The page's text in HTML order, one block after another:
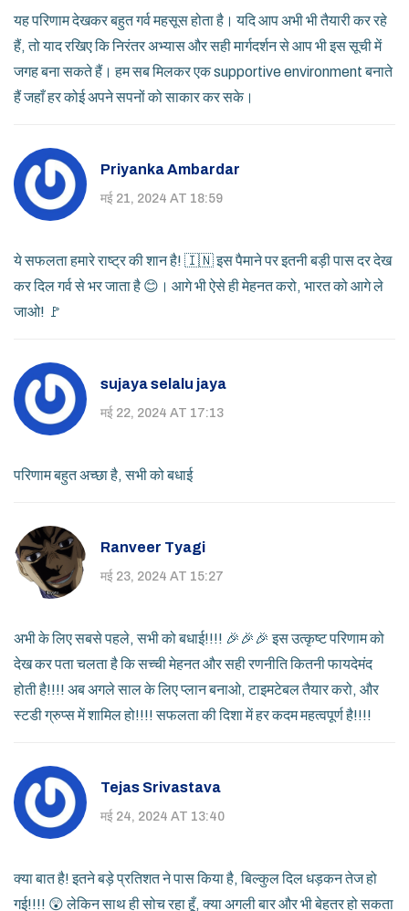
यह परिणाम देखकर बहुत गर्व महसूस होता है। यदि आप अभी भी तैयारी कर रहे
हैं, तो याद रखिए कि निरंतर अभ्यास और सही मार्गदर्शन से आप भी इस सूची में
जगह बना सकते हैं। हम सब मिलकर एक supportive environment बनाते
हैं जहाँ हर कोई अपने सपनों को साकार कर सके।
Priyanka Ambardar
मई 21, 2024 AT 18:59
ये सफलता हमारे राष्ट्र की शान है! 🇮🇳 इस पैमाने पर इतनी बड़ी पास दर देख
कर दिल गर्व से भर जाता है 😊। आगे भी ऐसे ही मेहनत करो, भारत को आगे ले
जाओ! 🚩
sujaya selalu jaya
मई 22, 2024 AT 17:13
परिणाम बहुत अच्छा है, सभी को बधाई
Ranveer Tyagi
मई 23, 2024 AT 15:27
अभी के लिए सबसे पहले, सभी को बधाई!!!! 🎉🎉🎉 इस उत्कृष्ट परिणाम को
देख कर पता चलता है कि सच्ची मेहनत और सही रणनीति कितनी फायदेमंद
होती है!!!! अब अगले साल के लिए प्लान बनाओ, टाइमटेबल तैयार करो, और
स्टडी ग्रुप्स में शामिल हो!!!! सफलता की दिशा में हर कदम महत्वपूर्ण है!!!!
Tejas Srivastava
मई 24, 2024 AT 13:40
क्या बात है! इतने बड़े प्रतिशत ने पास किया है, बिल्कुल दिल धड़कन तेज हो
गई!!!! 😲 लेकिन साथ ही सोच रहा हूँ, क्या अगली बार और भी बेहतर हो सकता